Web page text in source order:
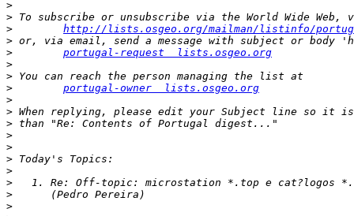
>
>
>
http://lists.osgeo.org/mailman/listinfo/
>
>
portugal-request  lists.osgeo.org
>
>
>
portugal-owner  lists.osgeo.org
>
>
>
>
>
>
>
>
>
>